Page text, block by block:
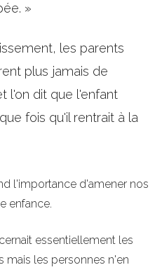
»
les parents
plus jamais de
l'on dit que l'enfant
fois qu'il rentrait à la
l'importance d'amener nos
enfance.
essentiellement les
mais les personnes n'en